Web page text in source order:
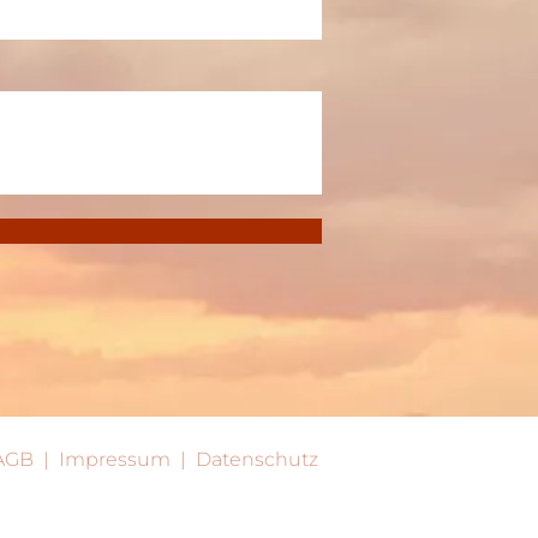
| Impressum | Datenschutz